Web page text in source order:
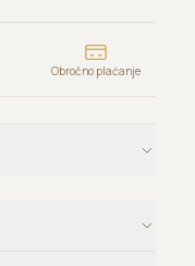
Obročno plaćanje